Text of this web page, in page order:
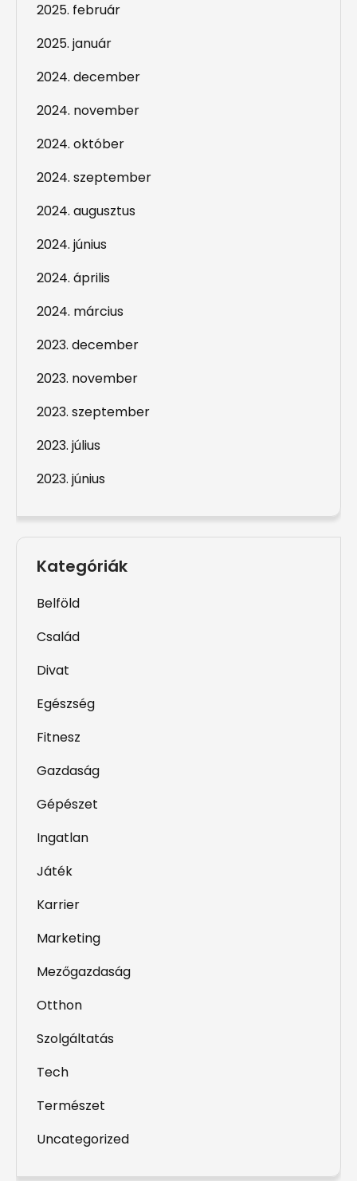
2025. február
2025. január
2024. december
2024. november
2024. október
2024. szeptember
2024. augusztus
2024. június
2024. április
2024. március
2023. december
2023. november
2023. szeptember
2023. július
2023. június
Kategóriák
Belföld
Család
Divat
Egészség
Fitnesz
Gazdaság
Gépészet
Ingatlan
Játék
Karrier
Marketing
Mezőgazdaság
Otthon
Szolgáltatás
Tech
Természet
Uncategorized